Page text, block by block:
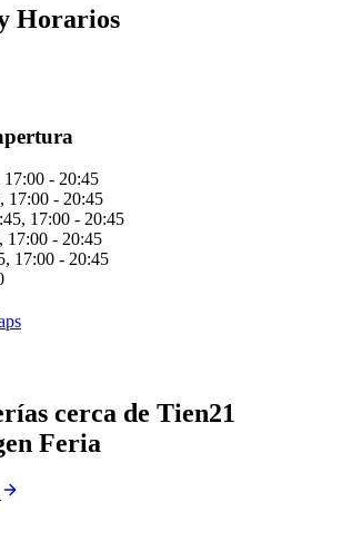
Horarios
- 20:45
17:00 - 20:45
17:00 - 20:45
17:00 - 20:45
17:00 - 20:45
cerca de Tien21
Feria